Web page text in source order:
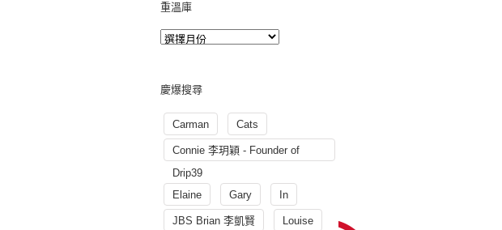
重溫庫
慶爆搜尋
Carman Cats
Connie 李玥穎 - Founder of
Drip39
Elaine
Gary In
JBS Brian 李凱賢 Louise